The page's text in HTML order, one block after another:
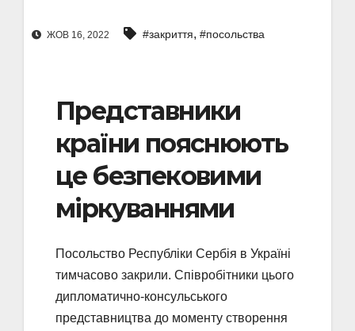
ЖОВ 16, 2022 #закриття, #посольства
Представники
країни пояснюють
це безпековими
міркуваннями
Посольство Республіки Сербія в Україні
тимчасово закрили. Співробітники цього
дипломатично-консульського
представництва до моменту створення